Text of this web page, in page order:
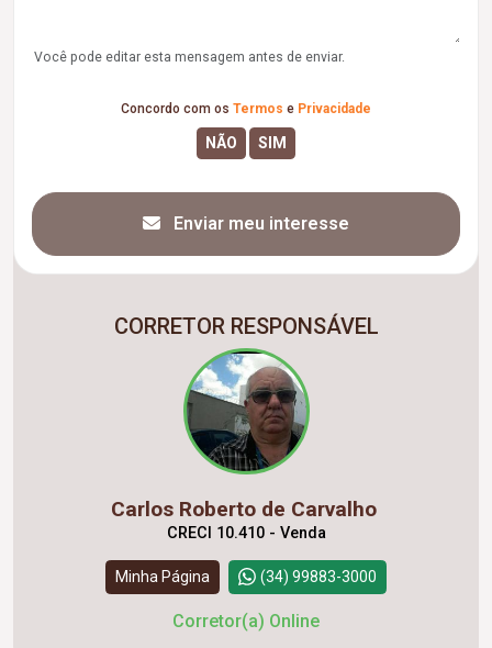
Você pode editar esta mensagem antes de enviar.
Concordo com os Termos e Privacidade
Enviar meu interesse
CORRETOR RESPONSÁVEL
Carlos Roberto de Carvalho
CRECI 10.410 - Venda
Minha Página (34) 99883-3000
Corretor(a) Online